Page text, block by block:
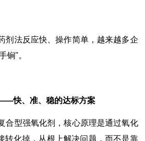
剂法反应快、操作简单，越来越多企
锏"。
快、准、稳的达标方案
合型强氧化剂，核心原理是通过氧化
转化掉，从根上解决问题，而不是靠